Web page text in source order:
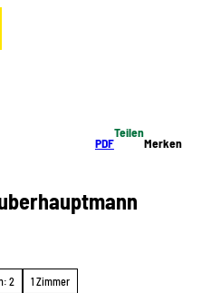
PDF
Teilen
Merken
2 1 Zimmer